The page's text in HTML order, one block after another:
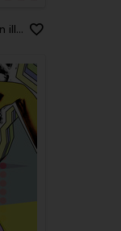
patch.